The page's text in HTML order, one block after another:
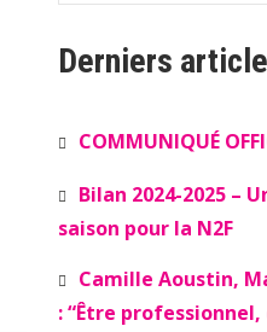
Derniers
COMMUNIQUÉ
Bilan 2024-2025 –
saison pour la N2F
Camille Aoustin,
: “Être professionnel,